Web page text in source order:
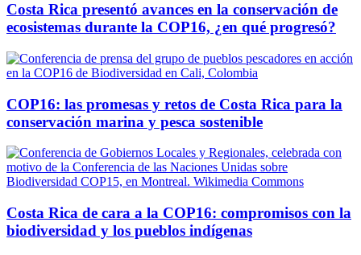
Costa Rica presentó avances en la conservación de
ecosistemas durante la COP16, ¿en qué progresó?
COP16: las promesas y retos de Costa Rica para la
conservación marina y pesca sostenible
Costa Rica de cara a la COP16: compromisos con la
biodiversidad y los pueblos indígenas